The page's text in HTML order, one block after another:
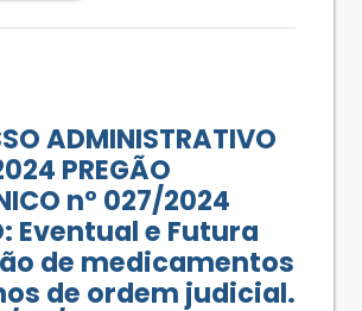
ADMINISTRATIVO
PREGÃO
n° 027/2024
Eventual e Futura
de medicamentos
de ordem judicial.